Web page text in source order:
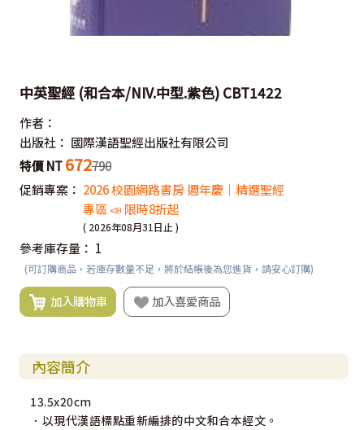
中英聖經 (和合本/NIV.中型.紫色) CBT1422
作者：
出版社： 國際漢語聖經出版社有限公司
特價 NT 672790
促銷專案： 2026 校園網路書房 週年慶｜精選聖經
專區 📣 限時8折起
( 2026年08月31日止 )
參考庫存量： 1
(可訂購商品，若庫存數量不足，將於結帳後為您進貨，請安心訂購)
加入購物車 加入喜愛商品
內容簡介
13.5x20cm
．以現代漢語標點重新編排的中文和合本經文。